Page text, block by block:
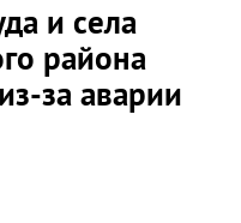
и села
района
за аварии